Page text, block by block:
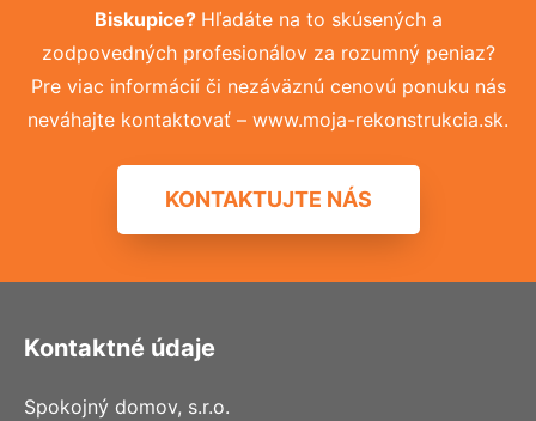
Biskupice? Hľadáte na to skúsených a
zodpovedných profesionálov za rozumný peniaz?
Pre viac informácií či nezáväznú cenovú ponuku nás
neváhajte kontaktovať – www.moja-rekonstrukcia.sk.
KONTAKTUJTE NÁS
Kontaktné údaje
Spokojný domov, s.r.o.